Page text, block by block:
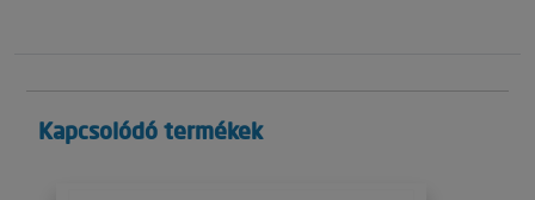
Kapcsolódó termékek